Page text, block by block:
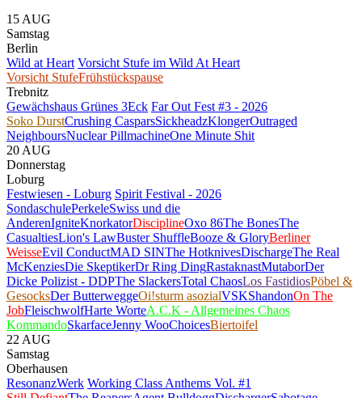
15 AUG
Samstag
Berlin
Wild at Heart Vorsicht Stufe im Wild At Heart
Vorsicht StufeFrühstückspause
Trebnitz
Gewächshaus Grünes 3Eck Far Out Fest #3 - 2026
Soko DurstCrushing CasparsSickheadzKlongerOutraged
NeighboursNuclear PillmachineOne Minute Shit
20 AUG
Donnerstag
Loburg
Festwiesen - Loburg Spirit Festival - 2026
SondaschulePerkeleSwiss und die
AnderenIgniteKnorkatorDisciplineOxo 86The BonesThe
CasualtiesLion's LawBuster ShuffleBooze & GloryBerliner
WeisseEvil ConductMAD SINThe HotknivesDischargeThe Real
McKenziesDie SkeptikerDr Ring DingRastaknastMutaborDer
Dicke Polizist - DDPThe SlackersTotal ChaosLos FastidiosPöbel &
GesocksDer ButterweggeOi!sturm asozialVSKShandonOn The
JobFleischwolfHarte WorteA.C.K - Allgemeines Chaos
KommandoSkarfaceJenny WooChoicesBiertoifel
22 AUG
Samstag
Oberhausen
ResonanzWerk Working Class Anthems Vol. #1